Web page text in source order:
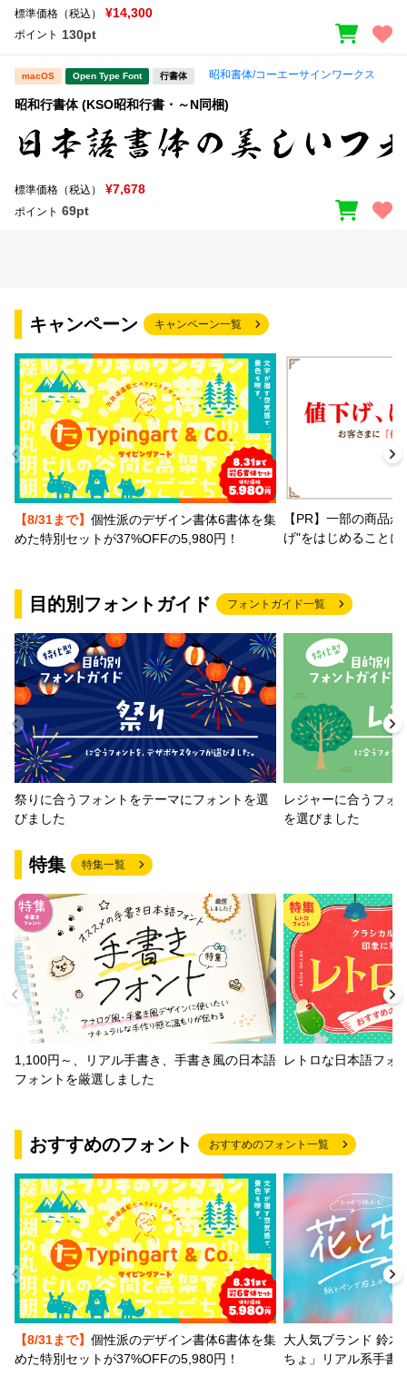
標準価格（税込） ¥14,300
ポイント 130pt
macOS Open Type Font 行書体 昭和書体/コーエーサインワークス
昭和行書体 (KSO昭和行書・～N同梱)
標準価格（税込） ¥7,678
ポイント 69pt
キャンペーン キャンペーン一覧
【8/31まで】 個性派のデザイン書体6書体を集
めた特別セットが37%OFFの5,980円！
【PR】一部の商品
げ"をはじめること
目的別フォントガイド フォントガイド一覧
祭りに合うフォントをテーマにフォントを選
びました
レジャーに合うフォ
を選びました
特集 特集一覧
1,100円～、リアル手書き、手書き風の日本語
フォントを厳選しました
レトロな日本語フォ
おすすめのフォント おすすめのフォント一覧
【8/31まで】 個性派のデザイン書体6書体を集
めた特別セットが37%OFFの5,980円！
大人気ブランド 鈴木
ちょ」リアル系手書